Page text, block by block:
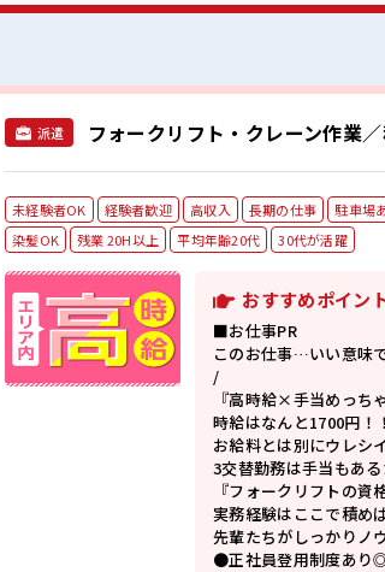
派遣 フォークリフト・クレーン作業
未経験者OK 経験者歓迎 高収入 長期の仕事 駐車場
染髪OK
残業 20H以上 平均年齢20代 30代が活躍
おすすめポイン
■お仕事PR
このお仕事…いい意
/
『高時給×手当めっち
時給はなんと1700円！！
お給料とは別にウレ
3交替勤務は手当もある
『フォークリフトの
実務経験はここで積め
先輩たちがしっかりノ
●正社員登用制度あり